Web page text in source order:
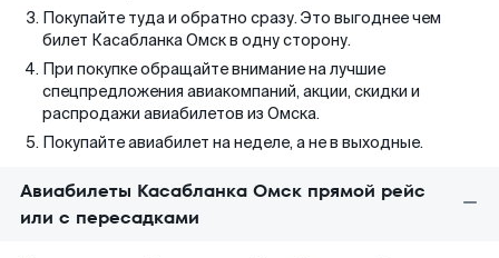
Покупайте туда и обратно сразу. Это выгоднее чем
билет Касабланка Омск в одну сторону.
При покупке обращайте внимание на лучшие
спецпредложения авиакомпаний, акции, скидки и
распродажи авиабилетов из Омска.
Покупайте авиабилет на неделе, а не в выходные.
Авиабилеты Касабланка Омск прямой рейс
или с пересадками